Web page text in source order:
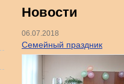
Новости
06.07.2018
Семейный праздник